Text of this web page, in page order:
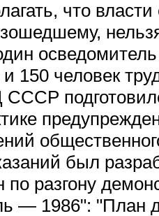
что власти
150 человек
был
по разгону
— 1986": "План